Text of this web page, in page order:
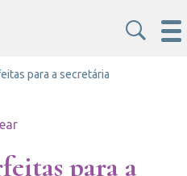
para a secretária
para a